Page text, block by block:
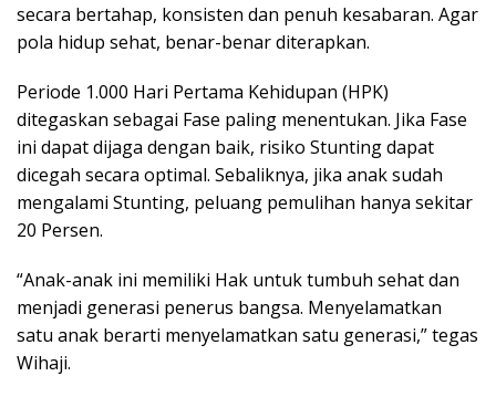
secara bertahap, konsisten dan penuh kesabaran. Agar
pola hidup sehat, benar-benar diterapkan.
Periode 1.000 Hari Pertama Kehidupan (HPK)
ditegaskan sebagai Fase paling menentukan. Jika Fase
ini dapat dijaga dengan baik, risiko Stunting dapat
dicegah secara optimal. Sebaliknya, jika anak sudah
mengalami Stunting, peluang pemulihan hanya sekitar
20 Persen.
“Anak-anak ini memiliki Hak untuk tumbuh sehat dan
menjadi generasi penerus bangsa. Menyelamatkan
satu anak berarti menyelamatkan satu generasi,” tegas
Wihaji.